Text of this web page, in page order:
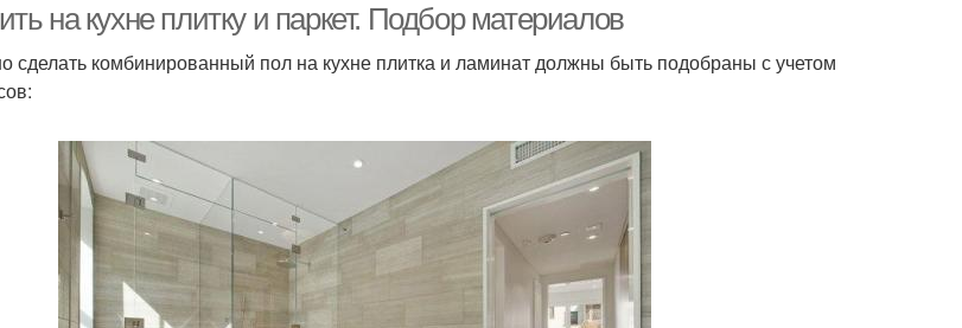
на кухне плитку и паркет. Подбор материалов
сделать комбинированный пол на кухне плитка и ламинат должны быть подобраны с учетом